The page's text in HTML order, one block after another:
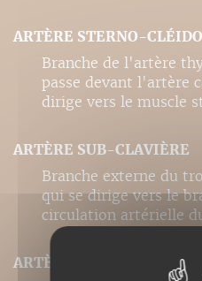
ARTÈRE STERNO-
Branche de l'artère
passe devant l'artère
dirige vers le muscle
ARTÈRE SUB-CLAVIÈRE
Branche externe du
qui se dirige vers le
circulation artérielle
ARTÈRE SUB-CLAVIÈRE